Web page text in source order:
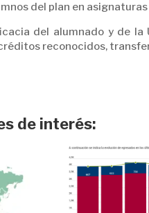
del plan en asignaturas
del alumnado y de
reconocidos,
de interés: